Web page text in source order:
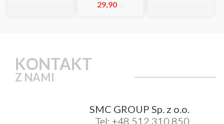
29,90
KONTAKT
Z NAMI
SMC GROUP Sp. z o.o.
Tel: +48 512 310 850